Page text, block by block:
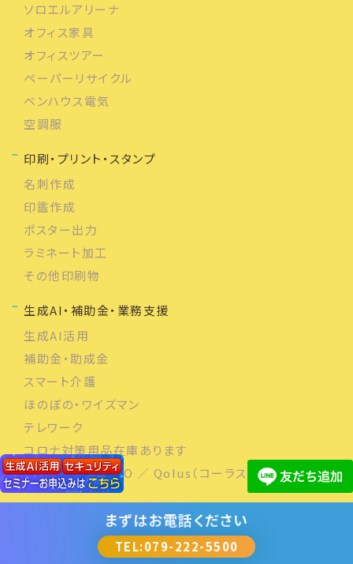
まずはお電話ください
TEL:079-222-5500
ソロエルアリーナ
オフィス家具
オフィスツアー
ペーパーリサイクル
ベンハウス電気
空調服
印刷・プリント・スタンプ
名刺作成
印鑑作成
ポスター出力
ラミネート加工
その他印刷物
生成AI・補助金・業務支援
生成AI活用
補助金・助成金
スマート介護
ほのぼの・ワイズマン
テレワーク
コロナ対策用品在庫あります
快決！シフト君NEO ／ Qolus（コーラス）
採用・会社情報